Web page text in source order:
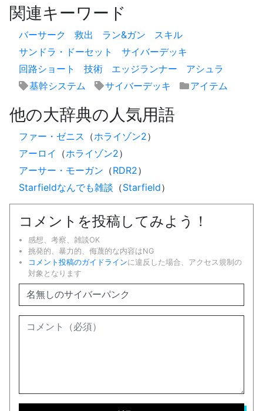
関連キーワード
バーサーク 救出 ラン&ガン
スキル
サンドラ・ドーセット
サイバーデッキ
回路ショート
技術 エッジランナー
アシュラ
基幹システム
サイバーデッキ アイテム
他の大辞典の人気用語
ファー・ゼニス （ホライゾン2）
アーロイ
（ホライゾン2）
アーサー・モーガン （RDR2）
Starfieldなんでも雑談 （Starfield）
コメントを投稿してみよう！
感想、考察、雑談OK
挑発的、暴力的、侮蔑的な内容はNG
コメント投稿のガイドラインに違反した場合、アクセス規制の
対象となります